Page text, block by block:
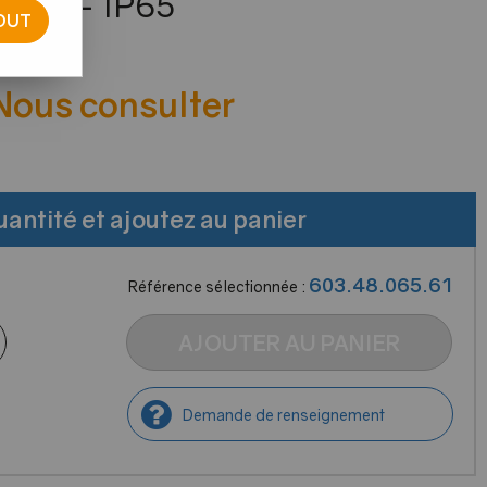
avis !
consulter
et ajoutez au panier
Référence sélectionnée : 603.48.065.61
Demande de renseignement